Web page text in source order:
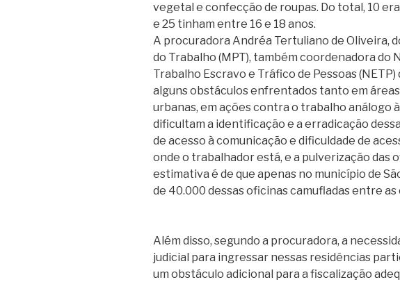
vegetal e confecção de roupas. Do total, 10
e 25 tinham entre 16 e 18 anos.
A procuradora Andréa Tertuliano de Oliveira,
do Trabalho (MPT), também coordenadora do
Trabalho Escravo e Tráfico de Pessoas (NETP)
alguns obstáculos enfrentados tanto em
urbanas, em ações contra o trabalho análogo
dificultam a identificação e a erradicação
de acesso à comunicação e dificuldade de
onde o trabalhador está, e a pulverização das
estimativa é de que apenas no município de
de 40.000 dessas oficinas camufladas entre as
Além disso, segundo a procuradora, a
judicial para ingressar nessas residências
um obstáculo adicional para a fiscalização